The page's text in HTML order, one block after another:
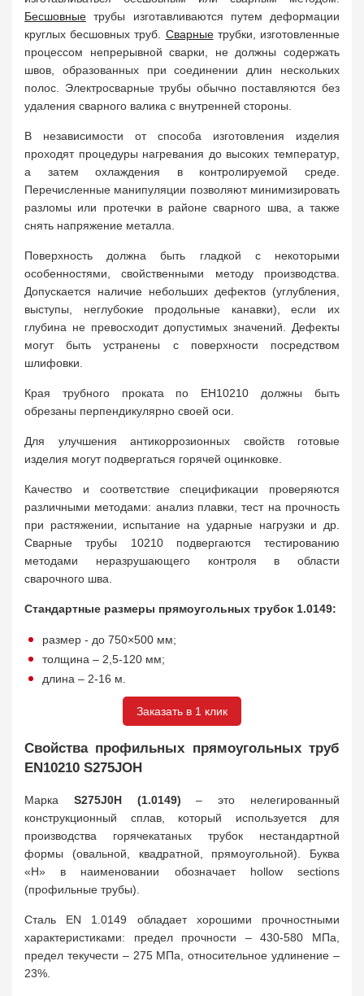
Бесшовные трубы изготавливаются путем деформации
круглых бесшовных труб. Сварныетрубки, изготовленные
процессом непрерывной сварки, не должны содержать
швов, образованных при соединении длин нескольких
полос. Электросварные трубы обычно поставляются без
удаления сварного валика с внутренней стороны.
В независимости от способа изготовления изделия
проходят процедуры нагревания до высоких температур,
а затем охлаждения в контролируемой среде.
Перечисленные манипуляции позволяют минимизировать
разломы или протечки в районе сварного шва, а также
снять напряжение металла.
Поверхность должна быть гладкой с некоторыми
особенностями, свойственными методу производства.
Допускается наличие небольших дефектов (углубления,
выступы, неглубокие продольные канавки), если их
глубина не превосходит допустимых значений. Дефекты
могут быть устранены с поверхности посредством
шлифовки.
Края трубного проката по ЕН10210 должны быть
обрезаны перпендикулярно своей оси.
Для улучшения антикоррозионных свойств готовые
изделия могут подвергаться горячей оцинковке.
Качество и соответствие спецификации проверяются
различными методами: анализ плавки, тест на прочность
при растяжении, испытание на ударные нагрузки и др.
Сварные трубы 10210 подвергаются тестированию
методами неразрушающего контроля в области
сварочного шва.
Стандартные размеры прямоугольных трубок 1.0149:
размер - до 750×500 мм;
толщина – 2,5-120 мм;
длина – 2-16 м.
Заказать в 1 клик
Свойства профильных прямоугольных труб
EN10210 S275JOH
Марка S275J0H (1.0149)– это нелегированный
конструкционный сплав, который используется для
производства горячекатаных трубок нестандартной
формы (овальной, квадратной, прямоугольной). Буква
«H» в наименовании обозначает hollow sections
(профильные трубы).
Сталь EN 1.0149 обладает хорошими прочностными
характеристиками: предел прочности – 430-580 МПа,
предел текучести – 275 МПа, относительное удлинение –
23%.